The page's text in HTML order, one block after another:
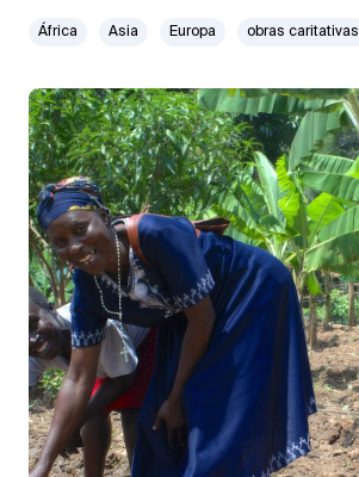
África Asia Europa obras caritativas